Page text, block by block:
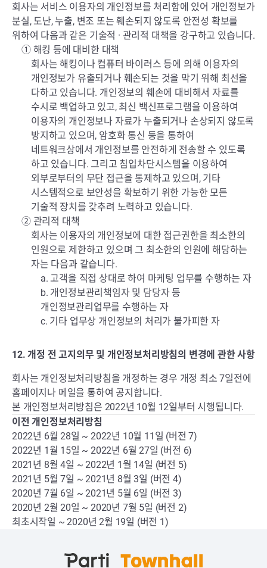
회사는 서비스 이용자의 개인정보를 처리함에 있어 개인정보가
분실, 도난, 누출, 변조 또는 훼손되지 않도록 안전성 확보를
위하여 다음과 같은 기술적 · 관리적 대책을 강구하고 있습니다.
① 해킹 등에 대비한 대책
회사는 해킹이나 컴퓨터 바이러스 등에 의해 이용자의
개인정보가 유출되거나 훼손되는 것을 막기 위해 최선을
다하고 있습니다. 개인정보의 훼손에 대비해서 자료를
수시로 백업하고 있고, 최신 백신프로그램을 이용하여
이용자의 개인정보나 자료가 누출되거나 손상되지 않도록
방지하고 있으며, 암호화 통신 등을 통하여
네트워크상에서 개인정보를 안전하게 전송할 수 있도록
하고 있습니다. 그리고 침입차단시스템을 이용하여
외부로부터의 무단 접근을 통제하고 있으며, 기타
시스템적으로 보안성을 확보하기 위한 가능한 모든
기술적 장치를 갖추려 노력하고 있습니다.
② 관리적 대책
회사는 이용자의 개인정보에 대한 접근권한을 최소한의
인원으로 제한하고 있으며 그 최소한의 인원에 해당하는
자는 다음과 같습니다.
a. 고객을 직접 상대로 하여 마케팅 업무를 수행하는 자
b. 개인정보관리책임자 및 담당자 등
개인정보관리업무를 수행하는 자
c. 기타 업무상 개인정보의 처리가 불가피한 자
12. 개정 전 고지의무 및 개인정보처리방침의 변경에 관한 사항
회사는 개인정보처리방침을 개정하는 경우 개정 최소 7일전에
홈페이지나 메일을 통하여 공지합니다.
본 개인정보처리방침은 2022년 10월 12일부터 시행됩니다.
이전 개인정보처리방침
2022년 6월 28일 ~ 2022년 10월 11일 (버전 7)
2022년 1월 15일 ~ 2022년 6월 27일 (버전 6)
2021년 8월 4일 ~ 2022년 1월 14일 (버전 5)
2021년 5월 7일 ~ 2021년 8월 3일 (버전 4)
2020년 7월 6일 ~ 2021년 5월 6일 (버전 3)
2020년 2월 20일 ~ 2020년 7월 5일 (버전 2)
최초시작일 ~ 2020년 2월 19일 (버전 1)